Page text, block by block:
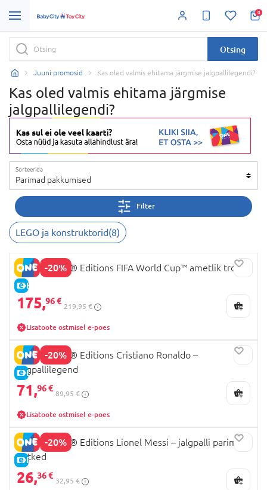
0
Otsing
Juuni promosid Kas oled valmis ehitama järgmise jalgpallilegendi?
Kas oled valmis ehitama järgmise
jalgpallilegendi?
Sorteerida
Parimad pakkumised
Filter
LEGO ja konstruktorid(8)
-20%
E-HIND
43020 LEGO® Editions FIFA World Cup™ ametlik trofee
175,96 €
219,95 €
Lisatoote ostmisel e-poes
-20%
E-HIND
43016 LEGO® Editions Cristiano Ronaldo –
jalgpallilegend
71,96 €
89,95 €
Lisatoote ostmisel e-poes
-20%
E-HIND
43011 LEGO® Editions Lionel Messi – jalgpalli parimad
hetked
26,36 €
32,95 €